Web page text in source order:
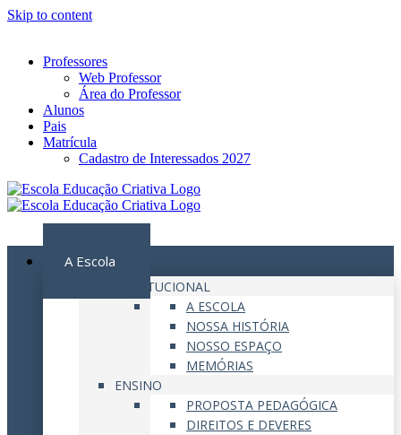
Skip to content
Professores
Web Professor
Área do Professor
Alunos
Pais
Matrícula
Cadastro de Interessados 2027
MENU
A Escola
INSTITUCIONAL
A ESCOLA
NOSSA HISTÓRIA
NOSSO ESPAÇO
MEMÓRIAS
ENSINO
PROPOSTA PEDAGÓGICA
DIREITOS E DEVERES